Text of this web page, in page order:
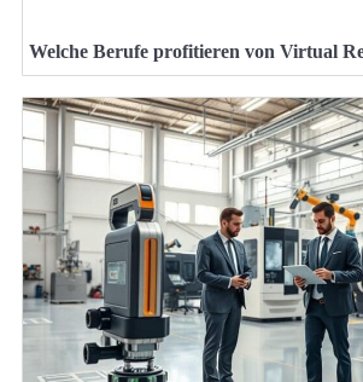
Welche Berufe profitieren von Virtual